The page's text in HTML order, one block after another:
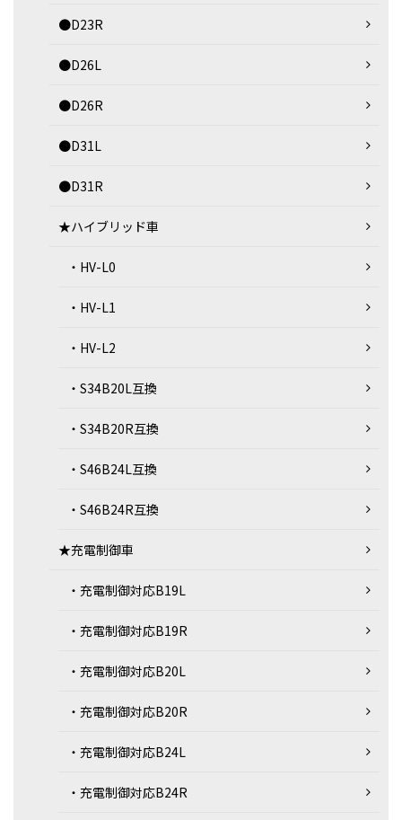
●D23R
●D26L
●D26R
●D31L
●D31R
★ハイブリッド車
・HV-L0
・HV-L1
・HV-L2
・S34B20L互換
・S34B20R互換
・S46B24L互換
・S46B24R互換
★充電制御車
・充電制御対応B19L
・充電制御対応B19R
・充電制御対応B20L
・充電制御対応B20R
・充電制御対応B24L
・充電制御対応B24R